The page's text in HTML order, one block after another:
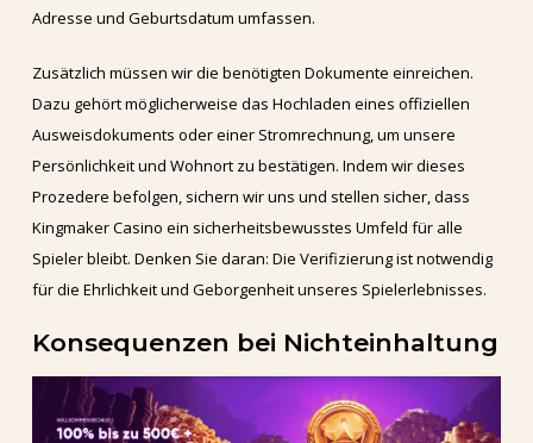
Adresse und Geburtsdatum umfassen.
Zusätzlich müssen wir die benötigten Dokumente einreichen.
Dazu gehört möglicherweise das Hochladen eines offiziellen
Ausweisdokuments oder einer Stromrechnung, um unsere
Persönlichkeit und Wohnort zu bestätigen. Indem wir dieses
Prozedere befolgen, sichern wir uns und stellen sicher, dass
Kingmaker Casino ein sicherheitsbewusstes Umfeld für alle
Spieler bleibt. Denken Sie daran: Die Verifizierung ist notwendig
für die Ehrlichkeit und Geborgenheit unseres Spielerlebnisses.
Konsequenzen bei Nichteinhaltung